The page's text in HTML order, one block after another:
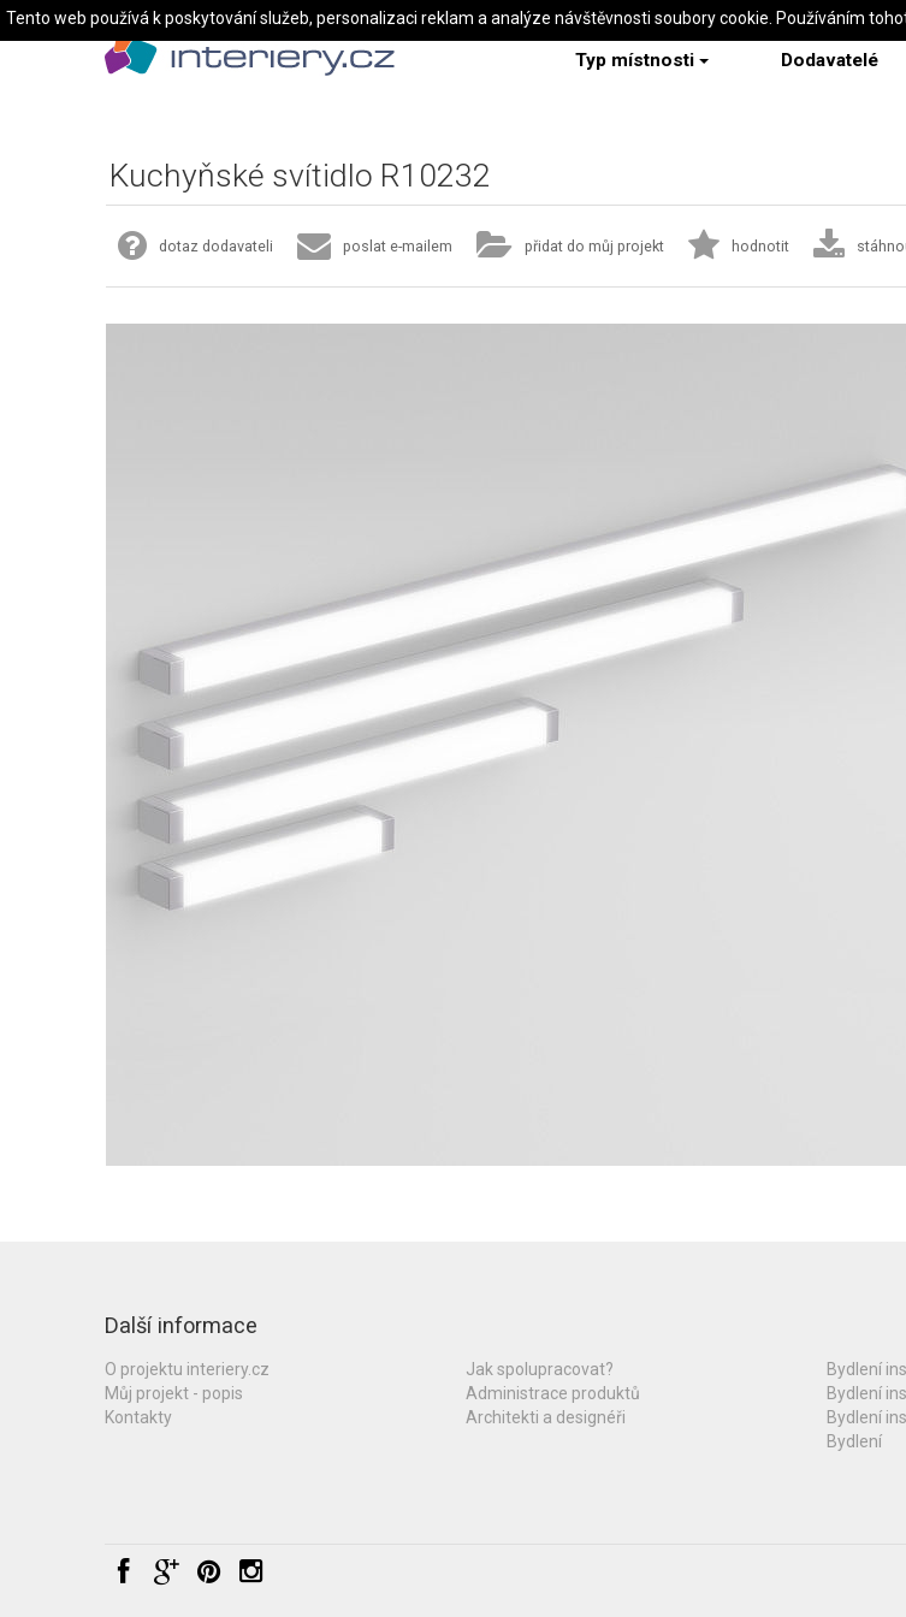
Typ místnosti Dodavatelé
Kuchyňské svítidlo R10232
dotaz dodavateli poslat e-mailem přidat do můj projekt hodnotit
Další informace
O projektu interiery.cz
Můj projekt - popis
Kontakty
Jak spolupracovat?
Administrace produktů
Architekti a designéři
Bydlení
Bydlení
Bydlení
Bydlení
Tento web používá k poskytování služeb, personalizaci reklam a analýze návštěvnosti soubory cookie. Používáním